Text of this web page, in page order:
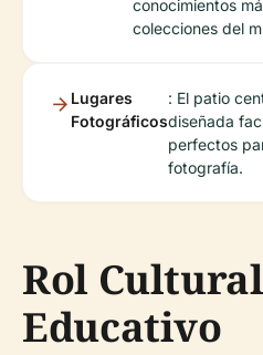
conocimientos
colecciones del
Lugares
Fotográficos
: El patio
diseñada
perfectos
fotografía.
Rol
Educativo